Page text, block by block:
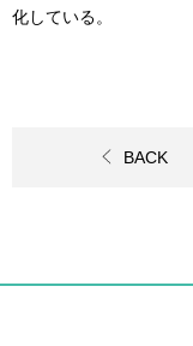
化している。
BACK